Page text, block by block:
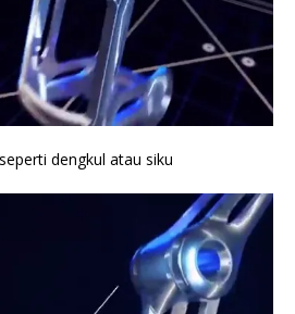
dengkul atau siku